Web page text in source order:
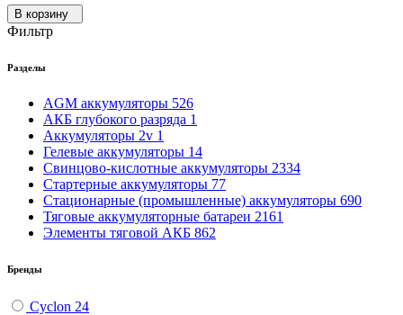
В корзину
Фильтр
Разделы
AGM аккумуляторы 526
АКБ глубокого разряда 1
Аккумуляторы 2v 1
Гелевые аккумуляторы 14
Свинцово-кислотные аккумуляторы 2334
Стартерные аккумуляторы 77
Стационарные (промышленные) аккумуляторы 690
Тяговые аккумуляторные батареи 2161
Элементы тяговой АКБ 862
Бренды
Cyclon 24